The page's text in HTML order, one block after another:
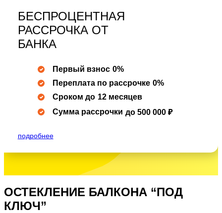
БЕСПРОЦЕНТНАЯ
РАССРОЧКА ОТ
БАНКА
Первый взнос 0%
Переплата по рассрочке 0%
Сроком до 12 месяцев
Сумма рассрочки до 500 000 ₽
подробнее
ОСТЕКЛЕНИЕ БАЛКОНА “ПОД
КЛЮЧ”